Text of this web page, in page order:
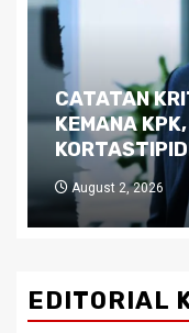
Dilema
Kutukan
Pemimpin
July 29, 2026
EDITORIAL